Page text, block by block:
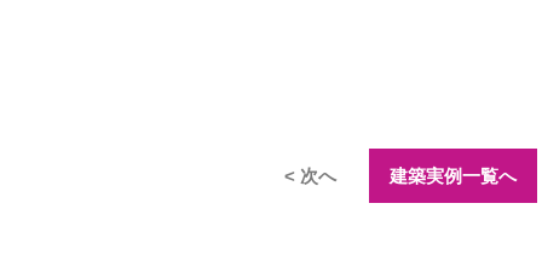
< 次へ 建築実例一覧へ